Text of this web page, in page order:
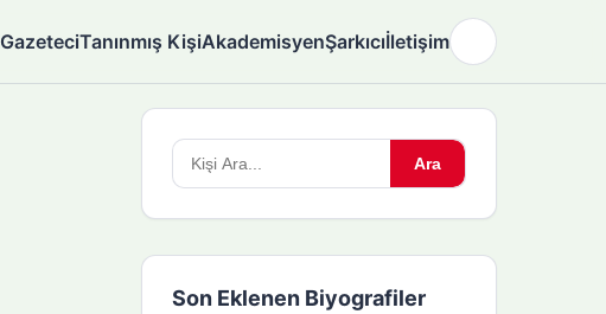
GazeteciTanınmış KişiAkademisyenŞarkıcıİletişim
Arama
yapın:
Ara
Son Eklenen Biyografiler